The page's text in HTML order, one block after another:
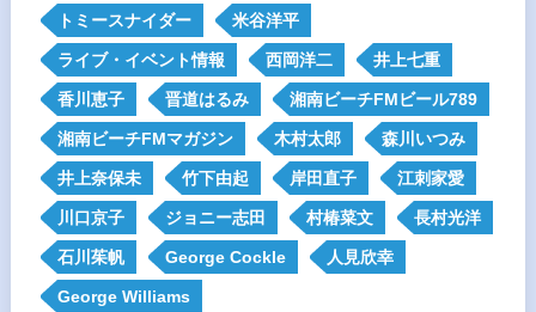
トミースナイダー 米谷洋平
ライブ・イベント情報 西岡洋二 井上七重
香川恵子 晋道はるみ 湘南ビーチFMビール789
湘南ビーチFMマガジン 木村太郎 森川いつみ
井上奈保未 竹下由起 岸田直子 江刺家愛
川口京子 ジョニー志田 村椿菜文 長村光洋
石川茱帆 George Cockle 人見欣幸
George Williams